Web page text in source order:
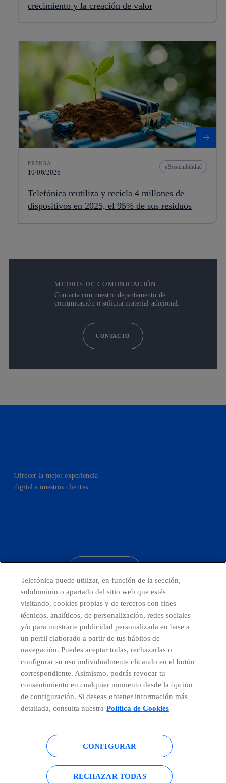
crecimiento y la creación de valor
PRENSA
10/06/2026
Sostenibilidad
Telefónica reutiliza y recicla 4 millones de
dispositivos en 2025, el 95% de sus residuos
MEDIOS DE COMUNICACIÓN
Contacta con nuestro departamento de
comunicación o solicita material adicional.
CONTACTO
Ofrecer la mejor experiencia
digital a nuestros clientes.
Países y Unidades emergentes
Canal de Denuncias
Centro Global Transparencia
Política de cookies Aviso legal
Accesibilidad Política de privacidad
Telefónica puede utilizar, en función de la sección,
subdominio o apartado del sitio web que estés
visitando, cookies propias y de terceros con fines
técnicos, analíticos, de personalización, redes sociales
y/o para mostrarte publicidad personalizada en base a
un perfil elaborado a partir de tus hábitos de
navegación. Puedes aceptar todas, rechazarlas o
configurar su uso individualmente clicando en el botón
correspondiente. Asimismo, podrás revocar tu
consentimiento en cualquier momento desde la opción
de configuración. Si deseas obtener información más
detallada, consulta nuestra Política de Cookies
CONFIGURAR
RECHAZAR TODAS